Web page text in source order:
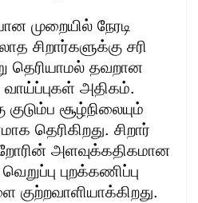
முறையில் நேரடி
சிறார்களுக்கு சரி
தெரியாமல் தவறான
அதிகம்.
குடும்ப சூழ்நிலையும்
தெரிகிறது. சிறார்
அளவுக்கதிகமான
புறக்கணிப்பு